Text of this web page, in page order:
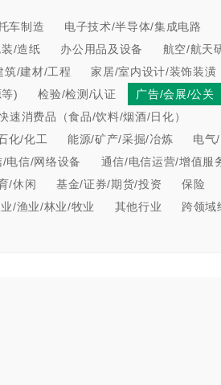
车制造
电子技术/半导体/集成电路
/造纸 办公用品及设备
航空/航天
筑/建材/工程
家居/室内设计/装饰装潢
) 检验/检测/认证 广告/会展/公关
速消费品（食品/饮料/烟酒/日化）
化/化工 能源/矿产/采掘/冶炼
电气
/电信/网络设备
通信/电信运营/增值服
/休闲 基金/证券/期货/投资 保险
/渔业/林业/牧业 其他行业 跨领域